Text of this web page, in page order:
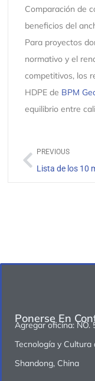
Comparación de
beneficios del
Para proyectos
normativo y el
competitivos, los
HDPE de BPM
equilibrio entre
PREVIOUS
Ponerse En
Agregar oficina: NO.
Tecnología y Cultura
Shandong, China